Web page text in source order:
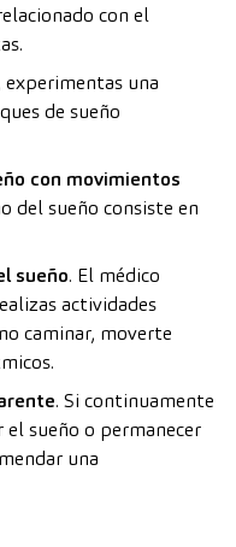
con el
una
de sueño
con movimientos
del sueño consiste en
sueño. El médico
actividades
caminar, moverte
. Si continuamente
sueño o permanecer
una